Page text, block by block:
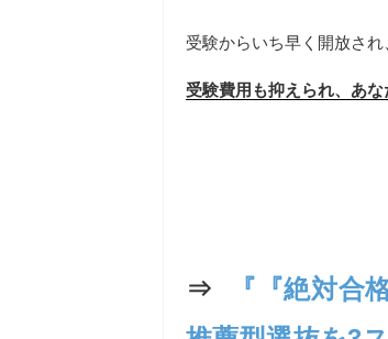
受験からいち早く開放され
受験費用も抑えられ、あ
⇒
『『絶対合